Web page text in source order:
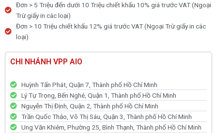
Đơn > 5 Triệu đến dưới 10 Triệu chiết khấu 10% giá trước VAT (Ngoại
Trừ giấy in các loại)
Đơn > 10 Triệu chiết khấu 12% giá trước VAT (Ngoại Trừ giấy in các
loại)
CHI NHÁNH VPP AIO
Huỳnh Tấn Phát, Quận 7, Thành phố Hồ Chí Minh
Lý Tự Trọng, Bến Nghé, Quận 1, Thành phố Hồ Chí Minh
Nguyễn Thị Định, Quận 2, Thành phố Hồ Chí Minh
Trần Quốc Thảo, Võ Thị Sáu, Quận 3, Thành phố Hồ Chí Minh
Ung Văn Khiêm, Phường 25, Bình Thạnh, Thành phố Hồ Chí Minh